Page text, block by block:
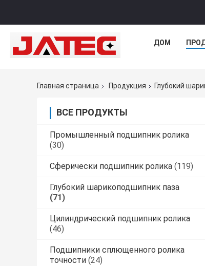
ДОМ
Главная страница Продукция Глубокий
ВСЕ ПРОДУКТЫ
Промышленный подшипник ролика
(30)
Сферически подшипник ролика (119)
Глубокий шарикоподшипник паза
(71)
Цилиндрический подшипник ролика
(46)
Подшипники сплющенного ролика
точности (24)